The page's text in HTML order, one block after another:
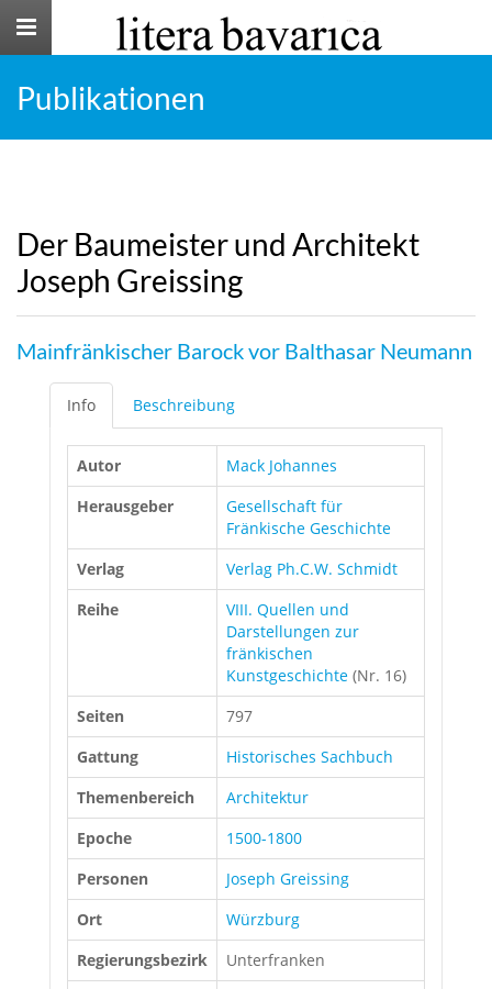
Toggle
Publikationen
Der Baumeister und Architekt
Joseph Greissing
Mainfränkischer Barock vor Balthasar Neumann
Info Beschreibung
Autor
Mack Johannes
Herausgeber
Gesellschaft für
Fränkische Geschichte
Verlag
Verlag Ph.C.W. Schmidt
Reihe
VIII. Quellen und
Darstellungen zur
fränkischen
Kunstgeschichte (Nr. 16)
Seiten
797
Gattung
Historisches Sachbuch
Themenbereich
Architektur
Epoche
1500-1800
Personen
Joseph Greissing
Ort
Würzburg
Regierungsbezirk
Unterfranken